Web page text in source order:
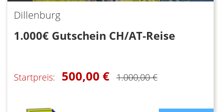
Dillenburg
1.000€ Gutschein CH/AT-Reise
Startpreis: 500,00 € 1.000,00 €